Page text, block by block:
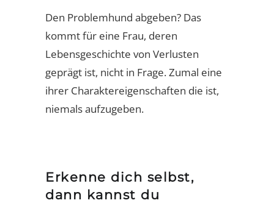
Den Problemhund abgeben? Das
kommt für eine Frau, deren
Lebensgeschichte von Verlusten
geprägt ist, nicht in Frage. Zumal eine
ihrer Charaktereigenschaften die ist,
niemals aufzugeben.
Erkenne dich selbst,
dann kannst du